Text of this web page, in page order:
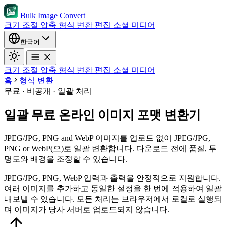
Bulk Image Convert
크기 조절 압축 형식 변환 편집 소셜 미디어
한국어
크기 조절 압축 형식 변환 편집 소셜 미디어
홈
형식 변환
무료 · 비공개 · 일괄 처리
일괄 무료 온라인 이미지 포맷 변환기
JPEG/JPG, PNG and WebP 이미지를 업로드 없이 JPEG/JPG,
PNG or WebP(으)로 일괄 변환합니다. 다운로드 전에 품질, 투
명도와 배경을 조정할 수 있습니다.
JPEG/JPG, PNG, WebP 입력과 출력을 안정적으로 지원합니다.
여러 이미지를 추가하고 동일한 설정을 한 번에 적용하여 일괄
내보낼 수 있습니다. 모든 처리는 브라우저에서 로컬로 실행되
며 이미지가 당사 서버로 업로드되지 않습니다.